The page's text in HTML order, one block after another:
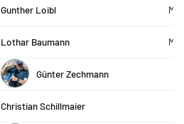
Gunther Loibl
Lothar Baumann
Günter Zechmann
Christian Schillmaier